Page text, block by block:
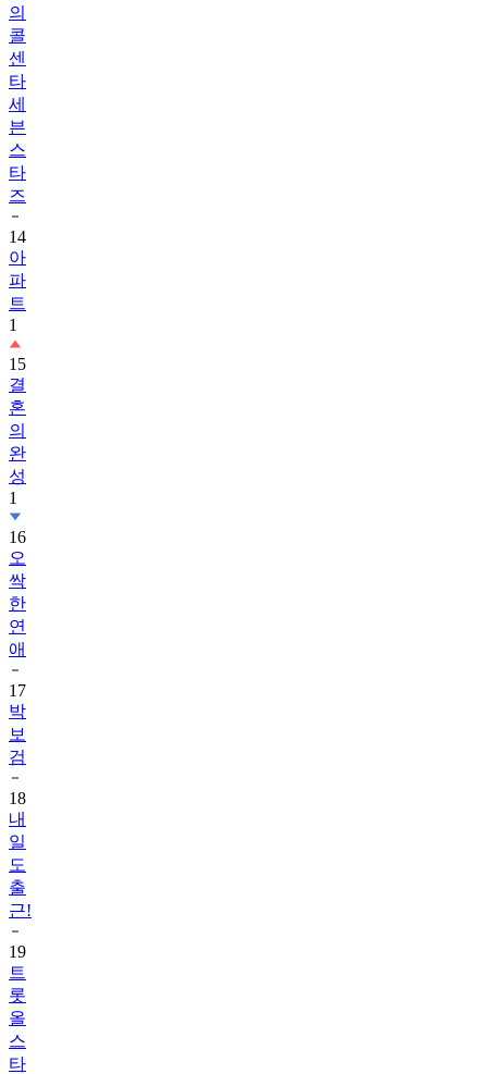
의
콜
센
타
세
븐
스
타
즈
14
아
파
트
1
15
결
혼
의
완
성
1
16
오
싹
한
연
애
17
박
보
검
18
내
일
도
출
근!
19
트
롯
올
스
타